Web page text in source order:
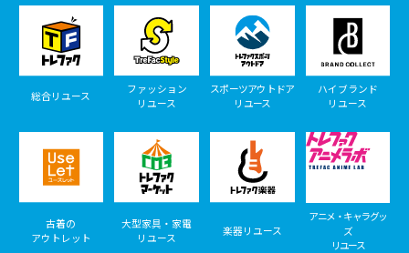
総合リユース
ファッション
リユース
スポーツアウトドア
リユース
ハイブランド
リユース
古着の
アウトレット
大型家具・家電
リユース
楽器リユース
アニメ・キャラグッ
ズ
リユース